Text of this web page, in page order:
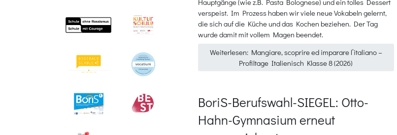
Hauptgänge (wie z.B. Pasta Bolognese) und ein tolles Dessert
verspeist. Im Prozess haben wir viele neue Vokabeln gelernt,
die sich auf die Küche und das Kochen beziehen. Der Tag
wurde damit mit vollem Magen beendet.
Weiterlesen: Mangiare, scoprire ed imparare l’italiano –
Profiltage Italienisch Klasse 8 (2026)
BoriS-Berufswahl-SIEGEL: Otto-
Hahn-Gymnasium erneut